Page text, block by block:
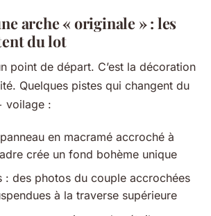
arche « originale » : les
du lot
point de départ. C’est la décoration
Quelques pistes qui changent du
voilage :
en macramé accroché à
crée un fond bohème unique
: des photos du couple accrochées
à la traverse supérieure